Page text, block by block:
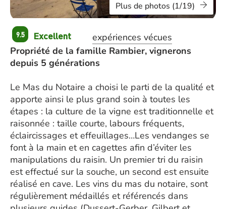
Plus de photos (1/19)
9.5 Excellent
expériences vécues
Propriété de la famille Rambier, vignerons
depuis 5 générations
Le Mas du Notaire a choisi le parti de la qualité et
apporte ainsi le plus grand soin à toutes les
étapes : la culture de la vigne est traditionnelle et
raisonnée : taille courte, labours fréquents,
éclaircissages et effeuillages…Les vendanges se
font à la main et en cagettes afin d’éviter les
manipulations du raisin. Un premier tri du raisin
est effectué sur la souche, un second est ensuite
réalisé en cave. Les vins du mas du notaire, sont
régulièrement médaillés et référencés dans